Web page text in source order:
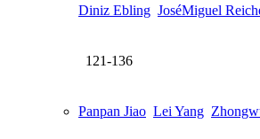
Diniz Ebling JoséMiguel
121-136
Panpan Jiao Lei Yang